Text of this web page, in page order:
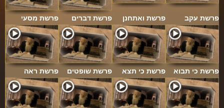
פרשת מסעי פרשת דברים פרשת ואתחנן פרשת עקב
פרשת ראה פרשת שופטים פרשת כי תצא פרשת כי תבוא